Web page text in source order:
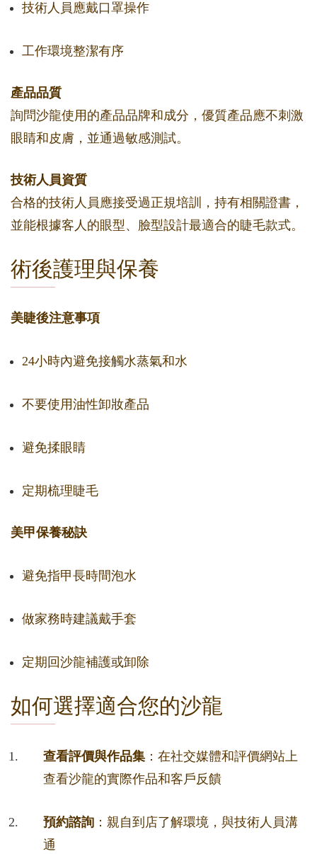
技術人員應戴口罩操作
工作環境整潔有序
產品品質
詢問沙龍使用的產品品牌和成分，優質產品應不刺激
眼睛和皮膚，並通過敏感測試。
技術人員資質
合格的技術人員應接受過正規培訓，持有相關證書，
並能根據客人的眼型、臉型設計最適合的睫毛款式。
術後護理與保養
美睫後注意事項
24小時內避免接觸水蒸氣和水
不要使用油性卸妝產品
避免揉眼睛
定期梳理睫毛
美甲保養秘訣
避免指甲長時間泡水
做家務時建議戴手套
定期回沙龍補護或卸除
如何選擇適合您的沙龍
查看評價與作品集 ：在社交媒體和評價網站上
查看沙龍的實際作品和客戶反饋
預約諮詢 ：親自到店了解環境，與技術人員溝
通